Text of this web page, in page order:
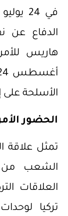
الدفاع عن
الأسلحة على
الحضور
تمثل علاقة
الشعب من
العلاقات
تركيا